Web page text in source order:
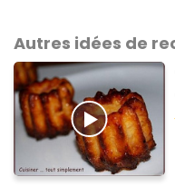
Autres idées de